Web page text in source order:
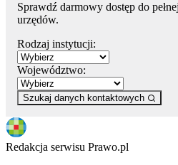
Sprawdź darmowy dostęp do
urzędów.
Rodzaj instytucji:
Województwo:
Szukaj danych kontaktowych
Redakcja serwisu Prawo.pl